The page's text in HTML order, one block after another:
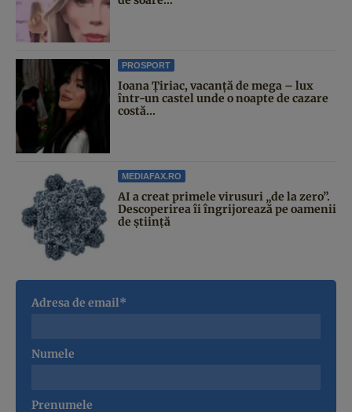
PROSPORT
Ioana Țiriac, vacanță de mega – lux
într-un castel unde o noapte de cazare
costă...
MEDIAFAX.RO
AI a creat primele virusuri „de la zero”.
Descoperirea îi îngrijorează pe oamenii
de știință
Adresa de email*
Numele
Prenumele